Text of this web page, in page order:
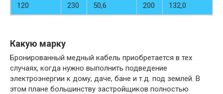
120
230 50,6 200 132,0
Какую марку
Бронированный медный кабель приобретается в тех
случаях, когда нужно выполнить подведение
электроэнергии к дому, даче, бане и т.д. под землей. В
этом плане большинству застройщиков полностью